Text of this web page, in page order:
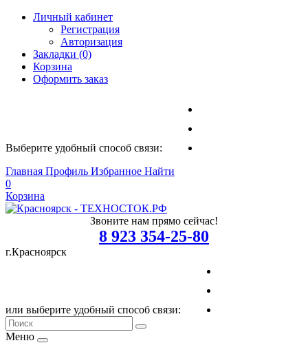
Личный кабинет
Регистрация
Авторизация
Закладки (0)
Корзина
Оформить заказ
Выберите удобный способ связи:
Главная Профиль Избранное Найти
0
Корзина
Звоните нам прямо сейчас!
8 923 354-25-80
г.Красноярск
или выберите удобный способ связи:
Меню